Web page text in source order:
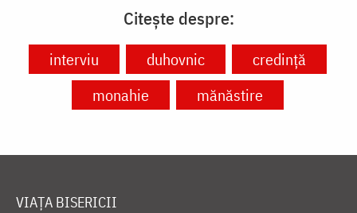
Citește despre:
interviu duhovnic
credință
monahie
mănăstire
VIAȚA BISERICII